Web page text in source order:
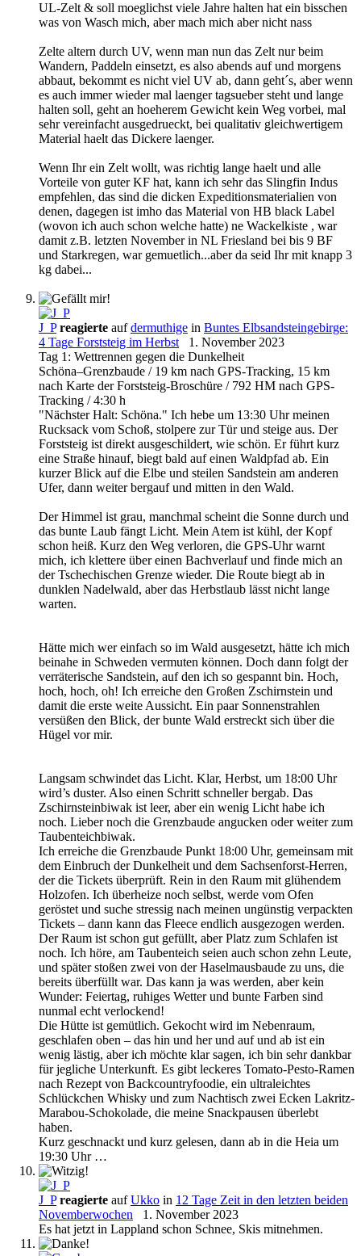
UL-Zelt & soll moeglichst viele Jahre halten hat ein bisschen
was von Wasch mich, aber mach mich aber nicht nass
Zelte altern durch UV, wenn man nun das Zelt nur beim
Wandern, Paddeln einsetzt, es also abends auf und morgens
abbaut, bekommt es nicht viel UV ab, dann geht´s, aber wenn
es auch immer wieder mal laenger tagsueber steht und lange
halten soll, geht an hoeherem Gewicht kein Weg vorbei, mal
sehr vereinfacht ausgedrueckt, bei qualitativ gleichwertigem
Material haelt das Dickere laenger.
Wenn Ihr ein Zelt wollt, was richtig lange haelt und alle
Vorteile von guter KF hat, kann ich sehr das Slingfin Indus
empfehlen, das sind die dicken Expeditionsmaterialien von
denen, dagegen ist imho das Material von HB black Label
(wovon ich auch schon welche hatte) ne Wackelkiste , war
damit z.B. letzten November in NL Friesland bei bis 9 BF
und Starkregen, war gemuetlich...aber da seid Ihr mit knapp 3
kg dabei...
J_P reagierte aufdermuthige in Buntes Elbsandsteingebirge:
4 Tage Forststeig im Herbst
1. November 2023
Tag 1: Wettrennen gegen die Dunkelheit
Schöna–Grenzbaude / 19 km nach GPS-Tracking, 15 km
nach Karte der Forststeig-Broschüre / 792 HM nach GPS-
Tracking / 4:30 h
"Nächster Halt: Schöna." Ich hebe um 13:30 Uhr meinen
Rucksack vom Schoß, stolpere zur Tür und steige aus. Der
Forststeig ist direkt ausgeschildert, wie schön. Er führt kurz
eine Straße hinauf, biegt bald auf einen Waldpfad ab. Ein
kurzer Blick auf die Elbe und steilen Sandstein am anderen
Ufer, dann weiter bergauf und mitten in den Wald.
Der Himmel ist grau, manchmal scheint die Sonne durch und
das bunte Laub fängt Licht. Mein Atem ist kühl, der Kopf
schon heiß. Kurz den Weg verloren, die GPS-Uhr warnt
mich, ich klettere über einen Bachverlauf und finde mich an
der Tschechischen Grenze wieder. Die Route biegt ab in
dunklen Nadelwald, aber das Herbstlaub lässt nicht lange
warten.
Hätte mich wer einfach so im Wald ausgesetzt, hätte ich mich
beinahe in Schweden vermuten können. Doch dann folgt der
verräterische Sandstein, auf den ich so gespannt bin. Hoch,
hoch, hoch, oh! Ich erreiche den Großen Zschirnstein und
damit die erste weite Aussicht. Ein paar Sonnenstrahlen
versüßen den Blick, der bunte Wald erstreckt sich über die
Hügel vor mir.
Langsam schwindet das Licht. Klar, Herbst, um 18:00 Uhr
wird’s duster. Also einen Schritt schneller bergab. Das
Zschirnsteinbiwak ist leer, aber ein wenig Licht habe ich
noch. Lieber noch die Grenzbaude angucken oder weiter zum
Taubenteichbiwak.
Ich erreiche die Grenzbaude Punkt 18:00 Uhr, gemeinsam mit
dem Einbruch der Dunkelheit und dem Sachsenforst-Herren,
der die Tickets überprüft. Rein in den Raum mit glühendem
Holzofen. Ich überheize noch selbst, werde vom Ofen
geröstet und suche stressig nach meinen ungünstig verpackten
Tickets – dann kann das Fleece endlich ausgezogen werden.
Der Raum ist schon gut gefüllt, aber Platz zum Schlafen ist
noch. Ich höre, am Taubenteich seien auch schon zehn Leute,
und später stoßen zwei von der Haselmausbaude zu uns, die
bereits überfüllt war. Das kann ja was werden, aber kein
Wunder: Feiertag, ruhiges Wetter und bunte Farben sind
nunmal echt verlockend!
Die Hütte ist gemütlich. Gekocht wird im Nebenraum,
geschlafen oben – das hin und her und auf und ab ist ein
wenig lästig, aber ich möchte klar sagen, ich bin sehr dankbar
für jegliche Unterkunft. Es gibt leckeres Tomato-Pesto-Ramen
nach Rezept von Backcountryfoodie, ein ultraleichtes
Schlückchen Whisky und zum Nachtisch zwei Ecken Lakritz-
Marabou-Schokolade, die meine Snackpausen überlebt
haben.
Kurz geschnackt und kurz gelesen, dann ab in die Heia um
19:30 Uhr …
J_P reagierte aufUkko in 12 Tage Zeit in den letzten beiden
Novemberwochen
1. November 2023
Es hat jetzt in Lappland schon Schnee, Skis mitnehmen.